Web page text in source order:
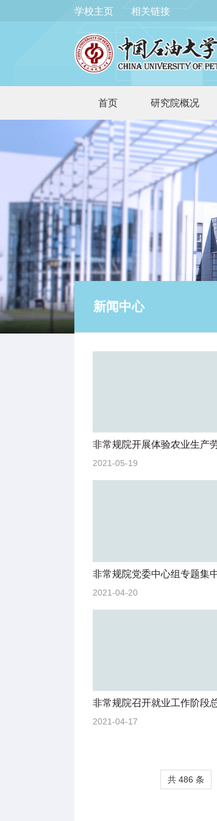
学校主页 相关链接
首页 研究院概况
新闻中心
2021-05-19
2021-04-20
2021-04-17
共 486 条